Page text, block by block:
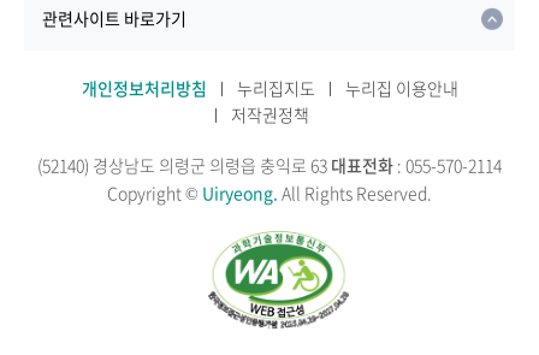
관련사이트 바로가기
개인정보처리방침 누리집지도
누리집 이용안내
저작권정책
(52140) 경상남도 의령군 의령읍 충익로 63 대표전화 : 055-570-2114
Copyright © Uiryeong. All Rights Reserved.